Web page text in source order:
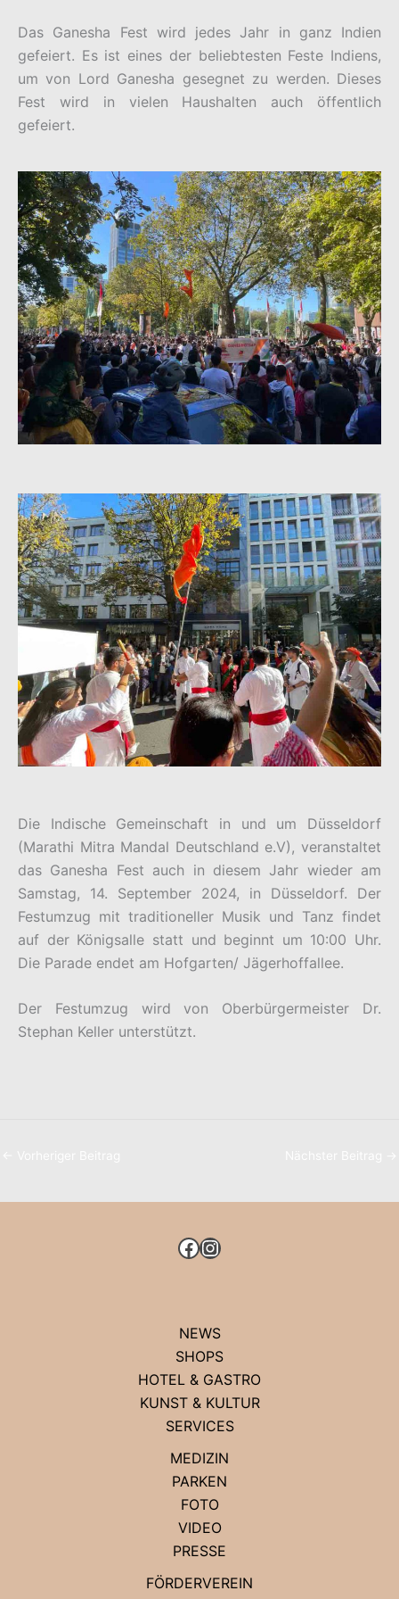
Das Ganesha Fest wird jedes Jahr in ganz Indien
gefeiert. Es ist eines der beliebtesten Feste Indiens,
um von Lord Ganesha gesegnet zu werden. Dieses
Fest wird in vielen Haushalten auch öffentlich
gefeiert.
Die Indische Gemeinschaft in und um Düsseldorf
(Marathi Mitra Mandal Deutschland e.V), veranstaltet
das Ganesha Fest auch in diesem Jahr wieder am
Samstag, 14. September 2024, in Düsseldorf. Der
Festumzug mit traditioneller Musik und Tanz findet
auf der Königsalle statt und beginnt um 10:00 Uhr.
Die Parade endet am Hofgarten/ Jägerhoffallee.
Der Festumzug wird von Oberbürgermeister Dr.
Stephan Keller unterstützt.
FACEBOOK
INSTAGRAM
NEWS
SHOPS
HOTEL & GASTRO
KUNST & KULTUR
SERVICES
MEDIZIN
PARKEN
FOTO
VIDEO
PRESSE
FÖRDERVEREIN